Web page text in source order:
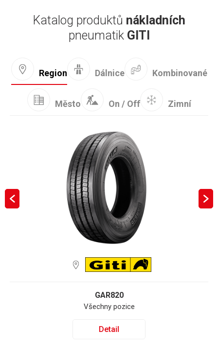
Katalog produktů nákladních
pneumatik GITI
Region Dálnice Kombinované
Město On / Off Zimní
GAR820
Všechny pozice
Detail